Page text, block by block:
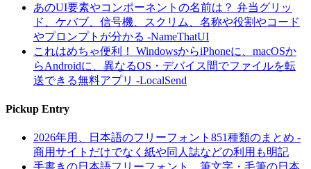
あのUI要素やコンポーネントの名前は？ 弁当グリッ
ド、ケバブ、信号機、スクリム、名称や役割やコード
やプロンプトが分かる -NameThatUI
これはめちゃ便利！ WindowsからiPhoneに、macOSか
らAndroidに、異なるOS・デバイス間でファイルを転
送できる無料アプリ -LocalSend
Pickup Entry
2026年用、日本語のフリーフォント851種類のまとめ -
商用サイトだけでなく紙や同人誌などの利用も明記
手書きの日本語フリーフォント、筆文字・毛筆の日本